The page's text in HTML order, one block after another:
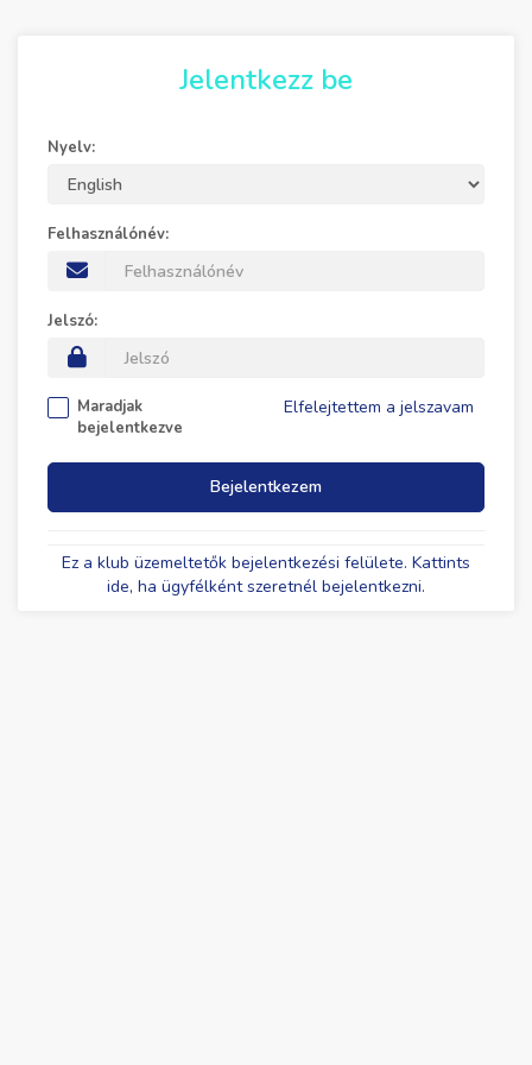
Jelentkezz be
Nyelv:
Felhasználónév:
Jelszó:
Maradjak
bejelentkezve
Elfelejtettem a jelszavam
Bejelentkezem
Ez a klub üzemeltetők bejelentkezési felülete. Kattints
ide, ha ügyfélként szeretnél bejelentkezni.